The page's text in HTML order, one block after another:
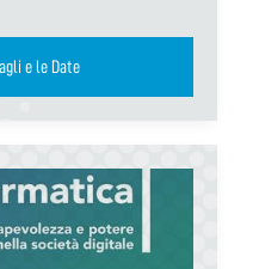
e le Date